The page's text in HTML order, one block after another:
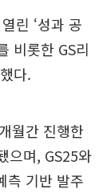
린 ‘성과 공
비롯한 GS리
다.
월간 진행한
으며, GS25와
측 기반 발주